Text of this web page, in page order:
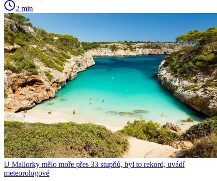
2 min
U Mallorky mělo moře přes 33 stupňů, byl to rekord, uvádí
meteorologové